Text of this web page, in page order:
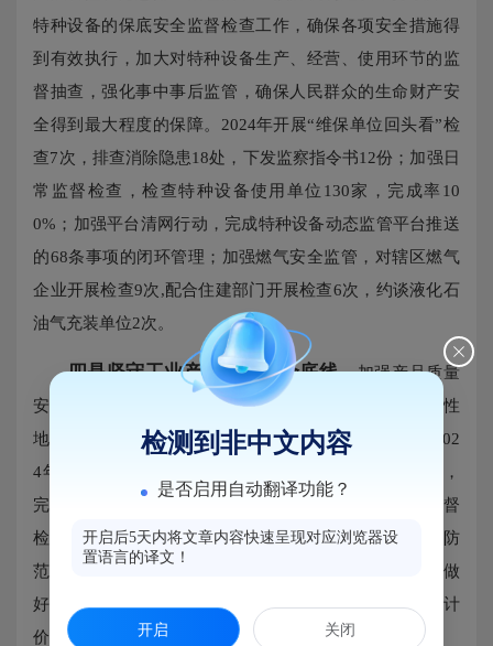
特种设备的保底安全监督检查工作，确保各项安全措施得
到有效执行，加大对特种设备生产、经营、使用环节的监
督抽查，强化事中事后监管，确保人民群众的生命财产安
全得到最大程度的保障。2024年开展“维保单位回头看”检
查7次，排查消除隐患18处，下发监察指令书12份；加强日
常监督检查，检查特种设备使用单位130家，完成率10
0%；加强平台清网行动，完成特种设备动态监管平台推送
的68条事项的闭环管理；加强燃气安全监管，对辖区燃气
企业开展检查9次,配合住建部门开展检查6次，约谈液化石
油气充装单位2次。
四是坚守工业产品质量安全底线。加强产品质量
安全监控力度，特别关注关键领域和重点产品，有针对性
地实施专项整治行动，以保障消费者权益和市场秩序。202
4年指导49家工业产品生产企业建立质量安全主体责任制，
完成17家获得工业产品生产许可生产企业全覆盖现场监督
检查，检查12家重点产品生产企业质量管理情况，有效防
范化解风险；完成流通领域产品质量抽检95批次，严格做
好不合格产品后处理工作。电动自行车案件21起，电子计
价秤计量违法行为案件21起，不合格电子计价秤26台。
检测到非中文内容
是否启用自动翻译功能？
开启后5天内将文章内容快速呈现对应浏览器设
置语言的译文！
开启 关闭